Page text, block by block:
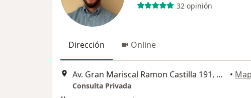
32 opinión
Dirección Online
Av. Gran Mariscal Ramon Castilla 191, Miraflores •
Consulta Privada